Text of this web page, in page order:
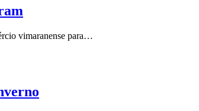
vimaranense para…